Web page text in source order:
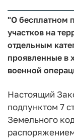
"О бесплатном
участков на
отдельным
проявленные в
военной
Настоящий
подпунктом 7
Земельного